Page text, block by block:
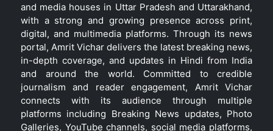
and media houses in Uttar Pradesh and Uttarakhand,
with a strong and growing presence across print,
digital, and multimedia platforms. Through its news
portal, Amrit Vichar delivers the latest breaking news,
in-depth coverage, and updates in Hindi from India
and around the world. Committed to credible
journalism and reader engagement, Amrit Vichar
connects with its audience through multiple
platforms including Breaking News updates, Photo
Galleries, YouTube channels, social media platforms,